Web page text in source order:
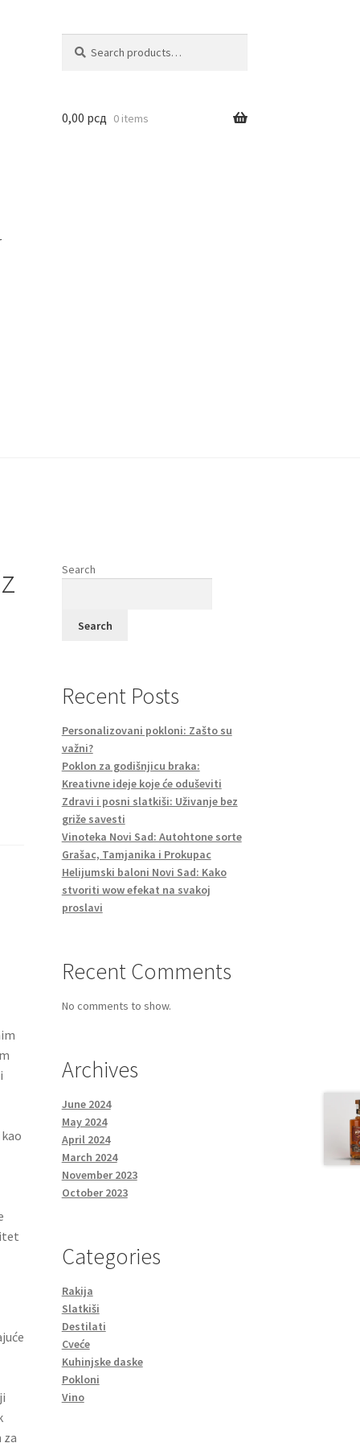
for:
0,00 рсд 0 items
za
Search
Search
Recent Posts
Personalizovani pokloni: Zašto su
važni?
Poklon za godišnjicu braka:
Kreativne ideje koje će oduševiti
Zdravi i posni slatkiši: Uživanje bez
griže savesti
Vinoteka Novi Sad: Autohtone sorte
Grašac, Tamjanika i Prokupac
Helijumski baloni Novi Sad: Kako
stvoriti wow efekat na svakoj
proslavi
Recent Comments
No comments to show.
Archives
June 2024
May 2024
April 2024
March 2024
November 2023
October 2023
Categories
Rakija
Slatkiši
Destilati
Cveće
Kuhinjske daske
Pokloni
Vino